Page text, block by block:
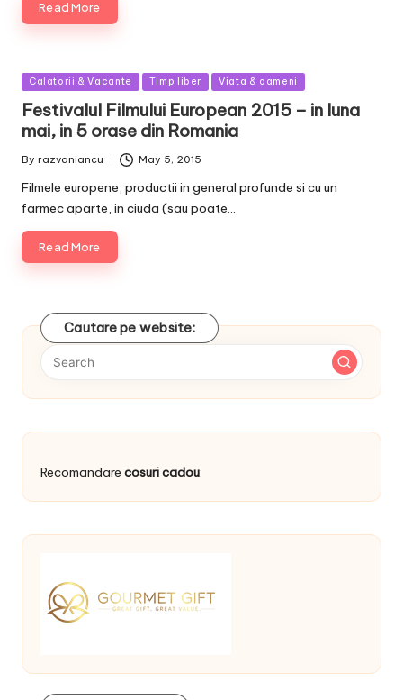
Read More
Posted
in
Calatorii & Vacante Timp liber Viata & oameni
Festivalul Filmului European 2015 – in luna
mai, in 5 orase din Romania
Posted
By razvaniancu May 5, 2015
Filmele europene, productii in general profunde si cu un
farmec aparte, in ciuda (sau poate…
Read More
Cautare pe website:
Recomandare cosuri cadou: